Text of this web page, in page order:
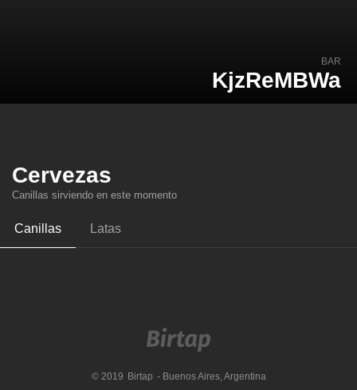
BAR
KjzReMBWa
Cervezas
Canillas sirviendo en este momento
Canillas Latas
© 2019 Birtap - Buenos Aires, Argentina